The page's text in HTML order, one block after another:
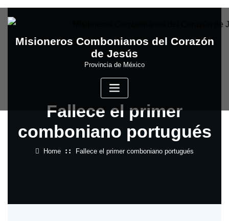
to
Misioneros Combonianos del Corazón
de Jesús
Provincia de México
Fallece el primer
comboniano portugués
Home Fallece el primer comboniano portugués